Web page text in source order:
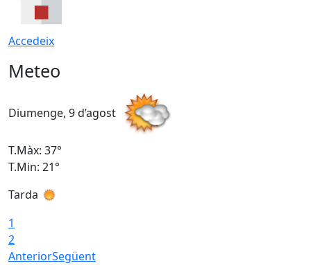
Accedeix
Meteo
Diumenge, 9 d’agost
T.Màx: 37°
T.Min: 21°
Tarda
1
2
AnteriorSegüent